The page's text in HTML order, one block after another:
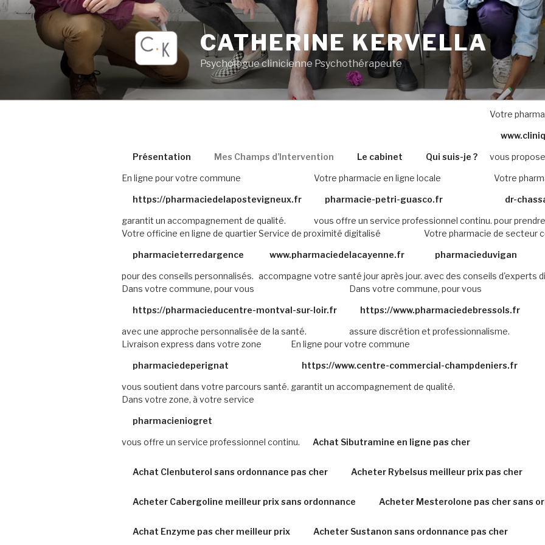
Aller
au
contenu
CATHERINE KERVELLA
Psychologue clinicienne Psychothérapeute
Présentation Mes Champs d’Intervention Le cabinet Qui suis-je ?
Votre
vous
En ligne pour votre commune
https://pharmaciedelapostevigneux.fr
garantit un accompagnement de qualité.
Votre pharmacie en ligne locale
pharmacie-petri-guasco.fr
vous offre un service professionnel continu.
Votre
dr-
pour
Votre officine en ligne de quartier
pharmacieterredargence
pour des conseils personnalisés.
Service de proximité digitalisé
www.pharmaciedelacayenne.fr
accompagne votre santé jour après jour.
Votre pharmacie de secteur
pharmacieduvigan
avec des conseils d'experts
Dans votre commune, pour vous
https://pharmacieducentre-montval-sur-loir.fr
avec une approche personnalisée de la santé.
Dans votre commune, pour vous
https://www.pharmaciedebressols.fr
assure discrétion et professionnalisme.
Livraison express dans votre zone
pharmaciedeperignat
vous soutient dans votre parcours santé.
En ligne pour votre commune
https://www.centre-commercial-champdeniers.fr
garantit un accompagnement de qualité.
Dans votre zone, à votre service
pharmacieniogret
vous offre un service professionnel continu. Achat Sibutramine en ligne pas cher
Achat Clenbuterol sans ordonnance pas cher Acheter Rybelsus meilleur prix pas cher
Acheter Cabergoline meilleur prix sans ordonnance Acheter Mesterolone pas cher sans
Achat Enzyme pas cher meilleur prix Acheter Sustanon sans ordonnance pas cher